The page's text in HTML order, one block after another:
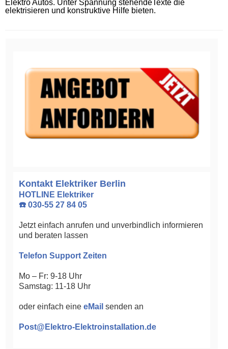
Elektro Autos. Unter Spannung stehendeTexte die
elektrisieren und konstruktive Hilfe bieten.
Kontakt Elektriker Berlin
HOTLINE Elektriker
☎️ 030-55 27 84 05
Jetzt einfach anrufen und unverbindlich informieren
und beraten lassen
Telefon Support Zeiten
Mo – Fr: 9-18 Uhr
Samstag: 11-18 Uhr
oder einfach eine eMail senden an
Post@Elektro-Elektroinstallation.de